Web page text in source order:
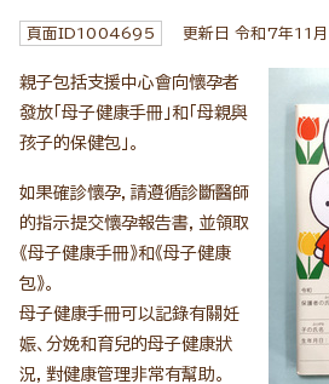
頁面ID1004695 更新日 令和7年11 月
親子包括支援中心會向懷孕者
發放「母子健康手冊」和「母親與
孩子的保健包」。
如果確診懷孕，請遵循診斷醫師
的指示提交懷孕報告書，並領取
《母子健康手冊》和《母子健康
包》。
母子健康手冊可以記錄有關妊
娠、分娩和育兒的母子健康狀
況，對健康管理非常有幫助。